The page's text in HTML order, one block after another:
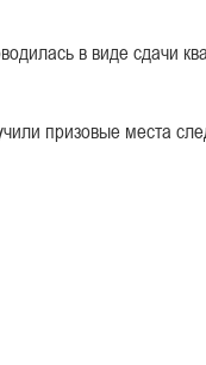
в виде сдачи
призовые места